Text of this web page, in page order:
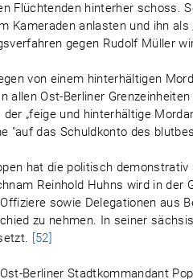
Flüchtenden hinterher schoss.
Kameraden anlasten und ihn
gegen Rudolf Müller
von einem hinterhältigen
In allen Ost-Berliner
„feige und hinterhältige
"auf das Schuldkonto des
hat die politisch
Reinhold Huhns wird in der
sowie Delegationen aus
zu nehmen. In seiner
[52]
Berliner Stadtkommandant